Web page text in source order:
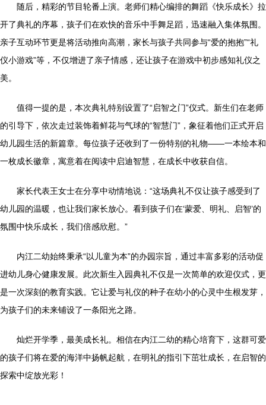
随后，精彩的节目轮番上演。老师们精心编排的舞蹈《快乐成长》拉
开了典礼的序幕，孩子们在欢快的音乐中手舞足蹈，迅速融入集体氛围。
亲子互动环节更是将活动推向高潮，家长与孩子共同参与“爱的抱抱”“礼
仪小游戏”等，不仅增进了亲子情感，还让孩子在游戏中初步感知礼仪之
美。
值得一提的是，本次典礼特别设置了“启智之门”仪式。新生们在老师
的引导下，依次走过装饰着鲜花与气球的“智慧门”，象征着他们正式开启
幼儿园生活的新篇章。每位孩子还收到了一份特别的礼物——一本绘本和
一枚成长徽章，寓意着在阅读中启迪智慧，在成长中收获自信。
家长代表王女士在分享中动情地说：“这场典礼不仅让孩子感受到了
幼儿园的温暖，也让我们家长放心。看到孩子们在‘蒙爱、明礼、启智’的
氛围中快乐成长，我们倍感欣慰。”
内江二幼始终秉承“以儿童为本”的办园宗旨，通过丰富多彩的活动促
进幼儿身心健康发展。此次新生入园典礼不仅是一次简单的欢迎仪式，更
是一次深刻的教育实践。它让爱与礼仪的种子在幼小的心灵中生根发芽，
为孩子们的未来铺设了一条阳光之路。
灿烂开学季，最美成长礼。相信在内江二幼的精心培育下，这群可爱
的孩子们将在爱的海洋中扬帆起航，在明礼的指引下茁壮成长，在启智的
探索中绽放光彩！